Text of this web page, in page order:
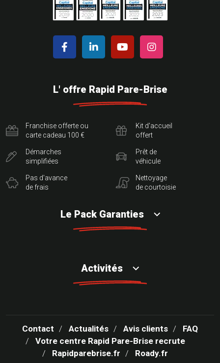
L' offre Rapid Pare-Brise
Franchise offerte ou
carte cadeau 100 €
Démarches
simplifiées
Pas d'avance
de frais
Kit d'accueil
offert
Prêt de
véhicule
Nettoyage
de courtoisie
Le Pack Garanties
Activités
Contact Actualités Avis clients
FAQ
Votre centre Rapid Pare-Brise recrute
Rapidparebrise.fr
Roady.fr